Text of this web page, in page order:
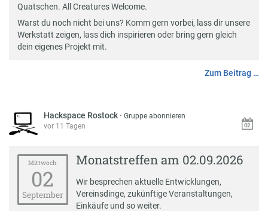
Quatschen. All Creatures Welcome.
Warst du noch nicht bei uns? Komm gern vorbei, lass dir unsere
Werkstatt zeigen, lass dich inspirieren oder bring gern gleich
dein eigenes Projekt mit.
Zum Beitrag …
Hackspace Rostock ·Gruppe abonnieren
vor 11 Tagen
Mittwoch
02
September
Monatstreffen am 02.09.2026
Wir besprechen aktuelle Entwicklungen,
Vereinsdinge, zukünftige Veranstaltungen,
Einkäufe und so weiter.